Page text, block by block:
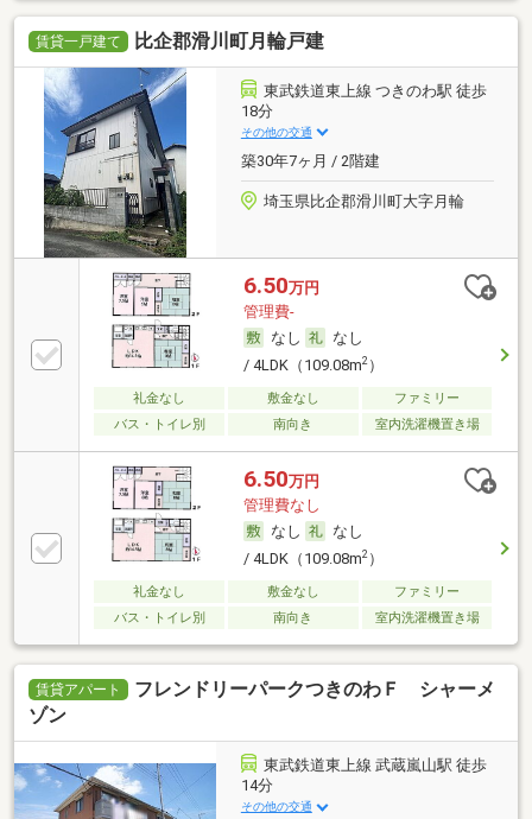
賃貸一戸建て 比企郡滑川町月輪戸建
東武鉄道東上線 つきのわ駅 徒歩
18分
その他の交通
築30年7ヶ月 / 2階建
埼玉県比企郡滑川町大字月輪
6.50万円
管理費-
なし
なし
/ 4LDK（109.08m2）
礼金なし 敷金なし
ファミリー
バス・トイレ別
南向き 室内洗濯機置き場
6.50万円
管理費なし
なし
なし
/ 4LDK（109.08m2）
礼金なし 敷金なし
ファミリー
バス・トイレ別
南向き 室内洗濯機置き場
賃貸アパート
フレンドリーパークつきのわＦ シャーメ
ゾン
東武鉄道東上線 武蔵嵐山駅 徒歩
14分
その他の交通